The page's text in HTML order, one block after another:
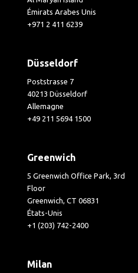
Émirats Arabes Unis
+971 2 411 6239
Düsseldorf
Poststrasse 7
40213 Düsseldorf
Allemagne
+49 211 5694 1500
Greenwich
5 Greenwich Office Park, 3rd
Floor
Greenwich, CT 06831
États-Unis
+1 (203) 742-2400
Milan